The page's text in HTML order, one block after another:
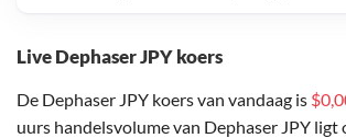
Live Dephaser JPY koers
De Dephaser JPY koers van vandaag is
uurs handelsvolume van Dephaser JPY ligt